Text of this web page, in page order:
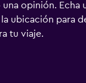
opinión. Echa
ubicación para
tu viaje.